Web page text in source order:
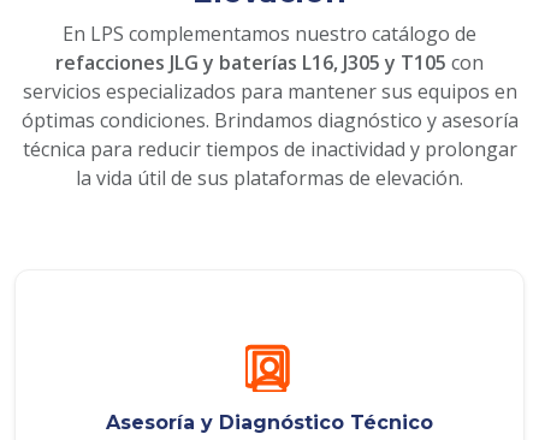
En LPS complementamos nuestro catálogo de
refacciones JLG y baterías L16, J305 y T105 con
servicios especializados para mantener sus equipos en
óptimas condiciones. Brindamos diagnóstico y asesoría
técnica para reducir tiempos de inactividad y prolongar
la vida útil de sus plataformas de elevación.
Asesoría y Diagnóstico Técnico